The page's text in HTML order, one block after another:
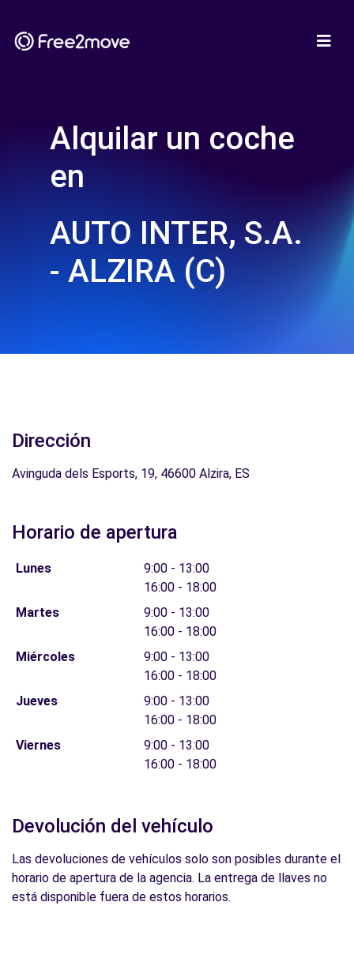
Alquilar un coche
en
AUTO INTER, S.A.
- ALZIRA (C)
Dirección
Avinguda dels Esports, 19, 46600 Alzira, ES
Horario de apertura
Lunes
9:00 - 13:00
16:00 - 18:00
Martes
9:00 - 13:00
16:00 - 18:00
Miércoles
9:00 - 13:00
16:00 - 18:00
Jueves
9:00 - 13:00
16:00 - 18:00
Viernes
9:00 - 13:00
16:00 - 18:00
Devolución del vehículo
Las devoluciones de vehículos solo son posibles durante el
horario de apertura de la agencia. La entrega de llaves no
está disponible fuera de estos horarios.